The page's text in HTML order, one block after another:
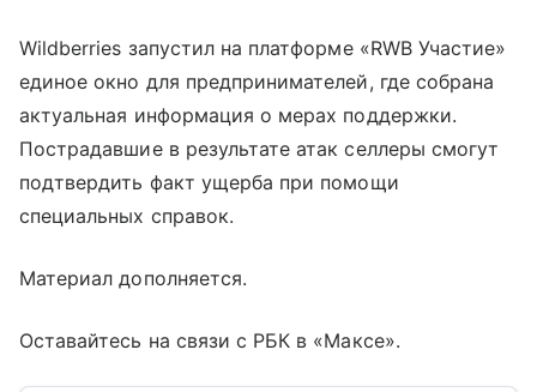
Wildberries запустил на платформе «RWB Участие»
единое окно для предпринимателей, где собрана
актуальная информация о мерах поддержки.
Пострадавшие в результате атак селлеры смогут
подтвердить факт ущерба при помощи
специальных справок.
Материал дополняется.
Оставайтесь на связи с РБК в «Максе».